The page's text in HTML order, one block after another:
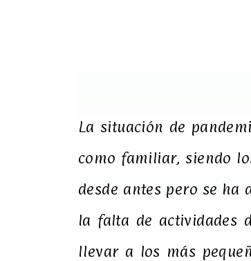
La situación de
como familiar, siendo
desde antes pero se
la falta de actividades
llevar a los más